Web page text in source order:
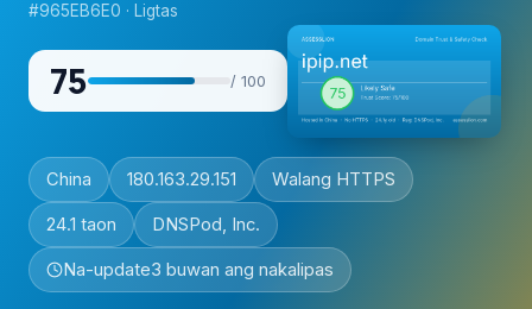
#965EB6E0 · Ligtas
75 / 100
China 180.163.29.151 Walang HTTPS
24.1 taon DNSPod, Inc.
Na-update3 buwan ang nakalipas